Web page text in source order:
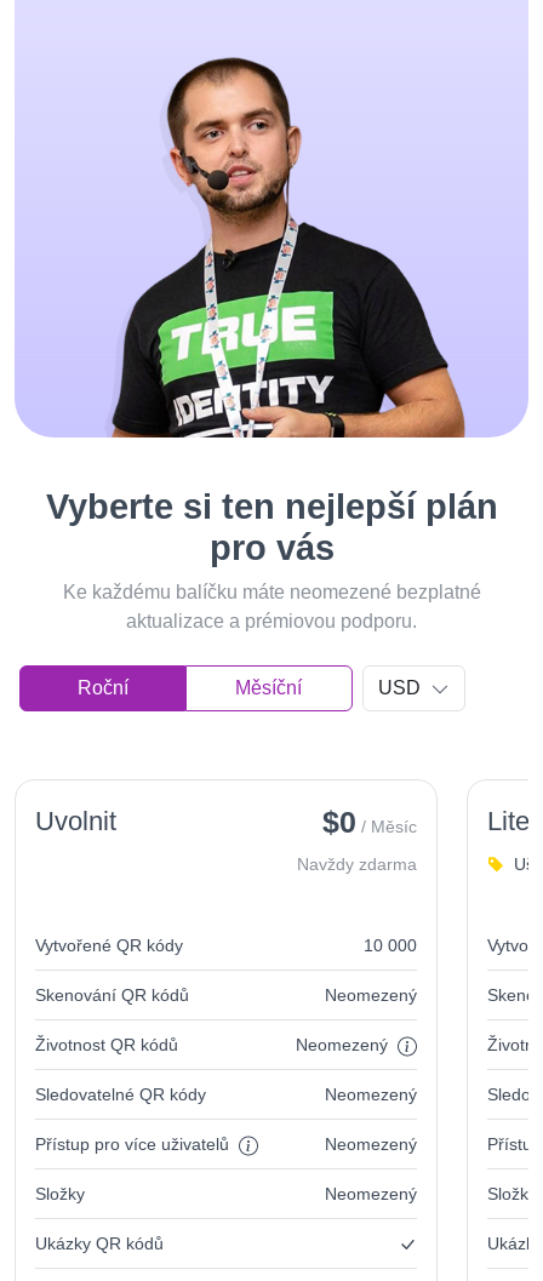
Vyberte si ten nejlepší plán
pro vás
Ke každému balíčku máte neomezené bezplatné
aktualizace a prémiovou podporu.
Roční Měsíční USD
Uvolnit $0 / Měsíc
Navždy zdarma
Vytvořené QR kódy 10 000
Skenování QR kódů Neomezený
Životnost QR kódů Neomezený
Sledovatelné QR kódy Neomezený
Přístup pro více uživatelů Neomezený
Složky Neomezený
Ukázky QR kódů
Lite
Složky